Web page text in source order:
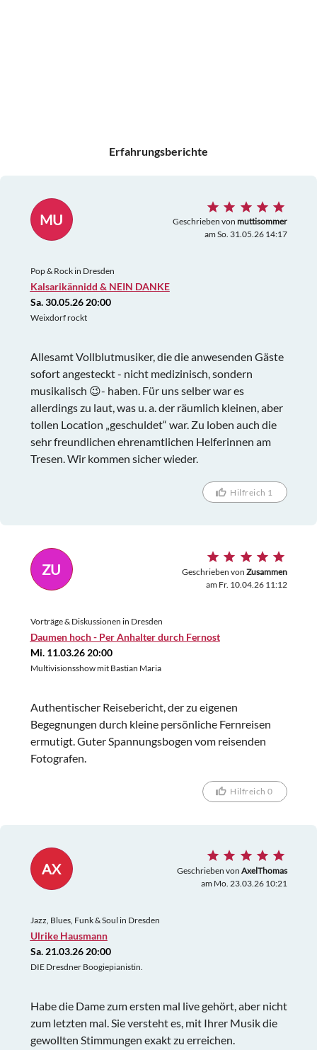
Erfahrungsberichte
MU Geschrieben von muttisommer
am So. 31.05.26 14:17
Pop & Rock in Dresden
Kalsarikännidd & NEIN DANKE
Sa. 30.05.26 20:00
Weixdorf rockt
Allesamt Vollblutmusiker, die die anwesenden Gäste
sofort angesteckt - nicht medizinisch, sondern
musikalisch 😉- haben. Für uns selber war es
allerdings zu laut, was u. a. der räumlich kleinen, aber
tollen Location „geschuldet“ war. Zu loben auch die
sehr freundlichen ehrenamtlichen Helferinnen am
Tresen. Wir kommen sicher wieder.
Hilfreich 1
ZU Geschrieben von Zusammen
am Fr. 10.04.26 11:12
Vorträge & Diskussionen in Dresden
Daumen hoch - Per Anhalter durch Fernost
Mi. 11.03.26 20:00
Multivisionsshow mit Bastian Maria
Authentischer Reisebericht, der zu eigenen
Begegnungen durch kleine persönliche Fernreisen
ermutigt. Guter Spannungsbogen vom reisenden
Fotografen.
Hilfreich 0
AX Geschrieben von AxelThomas
am Mo. 23.03.26 10:21
Jazz, Blues, Funk & Soul in Dresden
Ulrike Hausmann
Sa. 21.03.26 20:00
DIE Dresdner Boogiepianistin.
Habe die Dame zum ersten mal live gehört, aber nicht
zum letzten mal. Sie versteht es, mit Ihrer Musik die
gewollten Stimmungen exakt zu erreichen.